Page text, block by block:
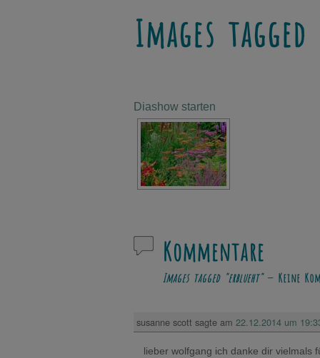
Images
Diashow starten
Kommentare
Images tagged "erblueht"— Keine
susanne scott sagte am 22.12.2014 um
lieber wolfgang ich danke dir vielmals